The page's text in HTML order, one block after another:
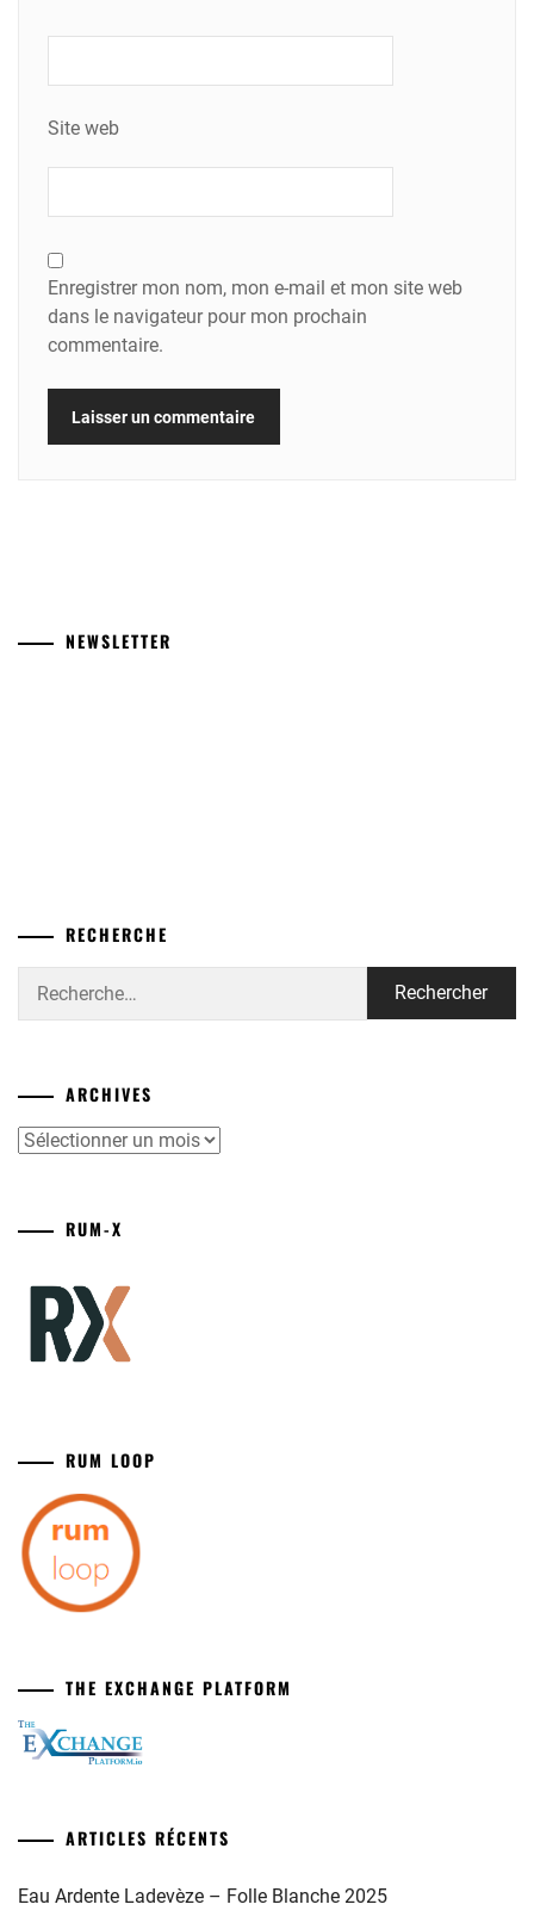
Site web
Enregistrer mon nom, mon e-mail et mon site web
dans le navigateur pour mon prochain
commentaire.
NEWSLETTER
RECHERCHE
ARCHIVES
Archives
RUM-X
RUM LOOP
THE EXCHANGE PLATFORM
ARTICLES RÉCENTS
Eau Ardente Ladevèze – Folle Blanche 2025